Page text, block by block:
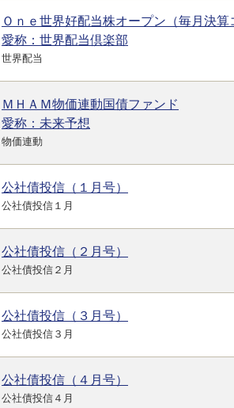
Ｏｎｅ世界好配当株オープン（毎月決算
愛称：世界配当倶楽部
世界配当
ＭＨＡＭ物価連動国債ファンド
愛称：未来予想
物価連動
公社債投信（１月号）
公社債投信１月
公社債投信（２月号）
公社債投信２月
公社債投信（３月号）
公社債投信３月
公社債投信（４月号）
公社債投信４月